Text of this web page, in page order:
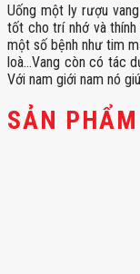
Uống một ly rượu
tốt cho trí nhớ và
một số bệnh như tim
loà…Vang còn có tác
Với nam giới nam nó
SẢN